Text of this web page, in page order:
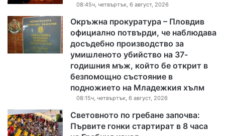
08:45ч, четвъртък, 6 август, 2026
Окръжна прокуратура – Пловдив
официално потвърди, че наблюдава
досъдебно производство за
умишленото убийство на 37-
годишния мъж, който бе открит в
безпомощно състояние в
подножието на Младежкия хълм
08:15ч, четвъртък, 6 август, 2026
Световното по гребане започва:
Първите гонки стартират в 8 часа